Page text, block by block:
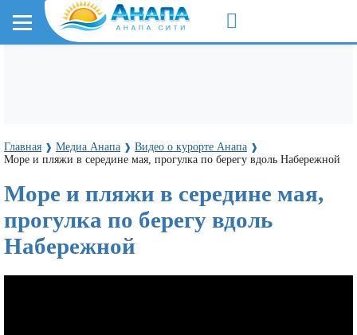
Главная ❱ Медиа Анапа ❱ Видео о курорте Анапа ❱
Море и пляжи в середине мая, прогулка по берегу вдоль Набережной
Море и пляжи в середине мая,
прогулка по берегу вдоль
Набережной